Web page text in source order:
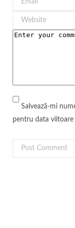
Salvează-mi
pentru data